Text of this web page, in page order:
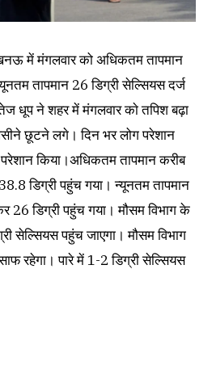
में मंगलवार को अधिकतम तापमान
तापमान 26 डिग्री सेल्सियस दर्ज
धूप ने शहर में मंगलवार काे तपिश बढ़ा
छूटने लगे। दिन भर लोग परेशान
परेशान किया।अधिकतम तापमान करीब
डिग्री पहुंच गया। न्यूनतम तापमान
26 डिग्री पहुंच गया। मौसम विभाग के
सेल्सियस पहुंच जाएगा। मौसम विभाग
रहेगा। पारे में 1-2 डिग्री सेल्सियस